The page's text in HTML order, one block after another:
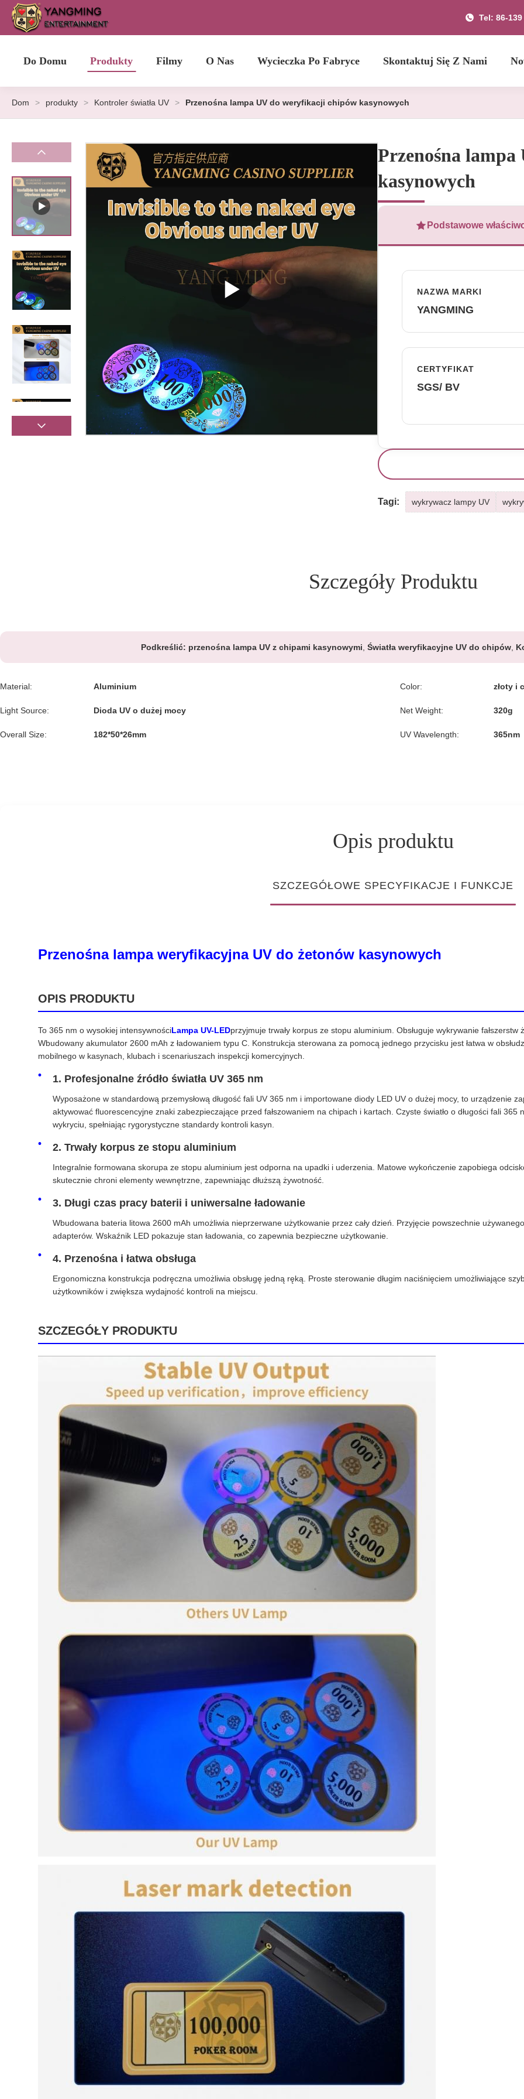
Tel: 86-
Do Domu Produkty Filmy O Nas Wycieczka Po Fabryce Skontaktuj Się Z Nami
Dom > produkty > Kontroler światła UV > Przenośna lampa UV do weryfikacji chipów kasynowych
Przenośna
kasynowych
Podstawowe
NAZWA MARKI
YANGMING
CERTYFIKAT
SGS/ BV
Tagi: wykrywacz lampy UV
Szczegóły Produktu
Podkreślić: przenośna lampa UV z chipami kasynowymi Światła weryfikacyjne UV do chipów
Material: Aluminium Color: złoty i
Light Source: Dioda UV o dużej mocy Net Weight: 320g
Overall Size: 182*50*26mm UV Wavelength: 365nm
Opis produktu
SZCZEGÓŁOWE SPECYFIKACJE I FUNKCJE
Przenośna lampa weryfikacyjna UV do żetonów kasynowych
OPIS PRODUKTU
To 365 nm o wysokiej intensywnościLampa UV-LEDprzyjmuje trwały korpus ze stopu aluminium. Obsługuje wykrywanie
Wbudowany akumulator 2600 mAh z ładowaniem typu C. Konstrukcja sterowana za pomocą jednego przycisku jest łatwa w
mobilnego w kasynach, klubach i scenariuszach inspekcji komercyjnych.
1. Profesjonalne źródło światła UV 365 nm
Wyposażone w standardową przemysłową długość fali UV 365 nm i importowane diody LED UV o dużej mocy, to urządzenie
aktywować fluorescencyjne znaki zabezpieczające przed fałszowaniem na chipach i kartach. Czyste światło o długości fali 365
wykryciu, spełniając rygorystyczne standardy kontroli kasyn.
2. Trwały korpus ze stopu aluminium
Integralnie formowana skorupa ze stopu aluminium jest odporna na upadki i uderzenia. Matowe wykończenie zapobiega
skutecznie chroni elementy wewnętrzne, zapewniając dłuższą żywotność.
3. Długi czas pracy baterii i uniwersalne ładowanie
Wbudowana bateria litowa 2600 mAh umożliwia nieprzerwane użytkowanie przez cały dzień. Przyjęcie powszechnie
adapterów. Wskaźnik LED pokazuje stan ładowania, co zapewnia bezpieczne użytkowanie.
4. Przenośna i łatwa obsługa
Ergonomiczna konstrukcja podręczna umożliwia obsługę jedną ręką. Proste sterowanie długim naciśnięciem umożliwiające
użytkowników i zwiększa wydajność kontroli na miejscu.
SZCZEGÓŁY PRODUKTU